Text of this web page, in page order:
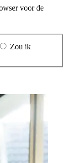
voor de
Zou ik